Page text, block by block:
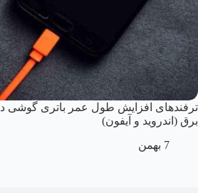
ترفندهای افزایش طول عمر باتری گوشی
برق (اندروید و آیفون)
7 بهمن